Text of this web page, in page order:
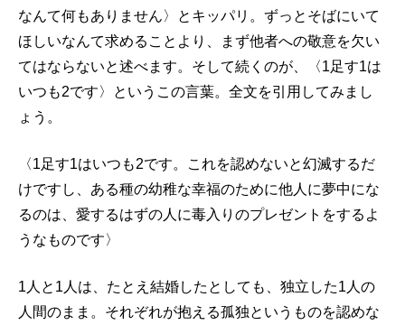
なんて何もありません〉とキッパリ。ずっとそばにいて
ほしいなんて求めることより、まず他者への敬意を欠い
てはならないと述べます。そして続くのが、〈1足す1は
いつも2です〉というこの言葉。全文を引用してみまし
ょう。
〈1足す1はいつも2です。これを認めないと幻滅するだ
けですし、ある種の幼稚な幸福のために他人に夢中にな
るのは、愛するはずの人に毒入りのプレゼントをするよ
うなものです〉
1人と1人は、たとえ結婚したとしても、独立した1人の
人間のまま。それぞれが抱える孤独というものを認めな